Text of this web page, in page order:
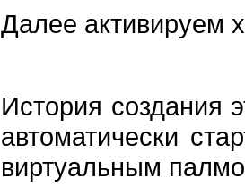
Далее активируем
История создания
автоматически
виртуальным